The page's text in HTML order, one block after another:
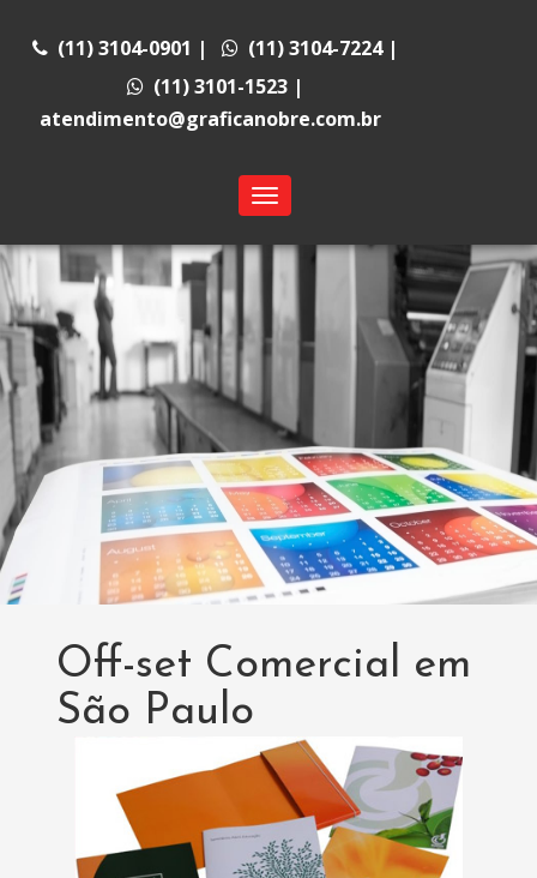
(11) 3104-0901 | (11) 3104-7224|
(11) 3101-1523 |
atendimento@graficanobre.com.br
Toggle
navigation
Off-set Comercial em
São Paulo